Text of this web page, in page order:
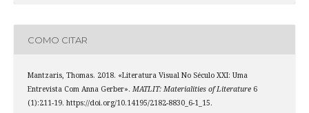
COMO CITAR
Mantzaris, Thomas. 2018. «Literatura Visual No Século XXI: Uma
Entrevista Com Anna Gerber». MATLIT: Materialities of Literature6
(1):211-19. https://doi.org/10.14195/2182-8830_6-1_15.